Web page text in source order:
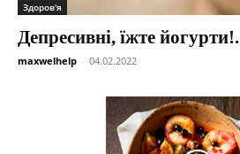
Здоров'я
Депресивні, їжте йогурти!.
maxwelhelp - 04.02.2022